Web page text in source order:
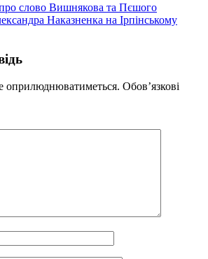
слово Вишнякова та Пєшого
Наказненка на Ірпінському
оприлюднюватиметься. Обов’язкові